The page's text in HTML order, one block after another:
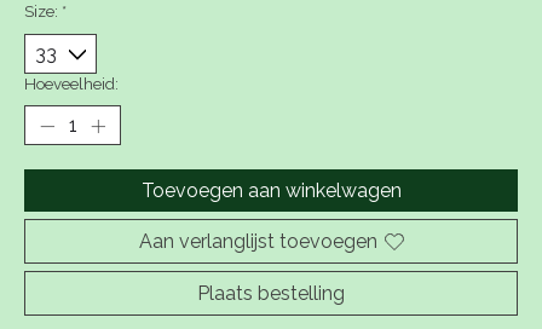
Size: *
Hoeveelheid:
Toevoegen aan winkelwagen
Aan verlanglijst toevoegen
Plaats bestelling